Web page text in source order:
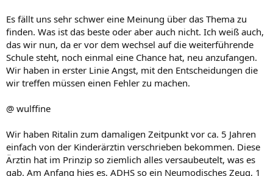
Es fällt uns sehr schwer eine Meinung über das Thema zu
finden. Was ist das beste oder aber auch nicht. Ich weiß auch,
das wir nun, da er vor dem wechsel auf die weiterführende
Schule steht, noch einmal eine Chance hat, neu anzufangen.
Wir haben in erster Linie Angst, mit den Entscheidungen die
wir treffen müssen einen Fehler zu machen.
@ wulffine
Wir haben Ritalin zum damaligen Zeitpunkt vor ca. 5 Jahren
einfach von der Kinderärztin verschrieben bekommen. Diese
Ärztin hat im Prinzip so ziemlich alles versaubeutelt, was es
gab. Am Anfang hies es, ADHS so ein Neumodisches Zeug, 1